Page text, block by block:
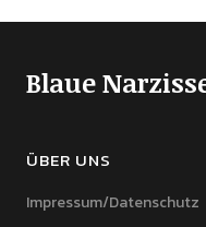
Blaue
ÜBER UNS
Impressum/Datenschutz